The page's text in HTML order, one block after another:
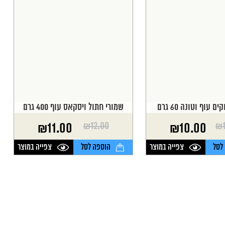
עוף וטונה 60 גרם
₪
₪10.00
צפייה במוצר
שמורי חתול ויסקאס עוף 400 גרם
₪12.00
המחיר
המקורי
היה:
₪11.00
המחיר
הנוכחי
הוא:
הוספה לסל צפייה במוצר